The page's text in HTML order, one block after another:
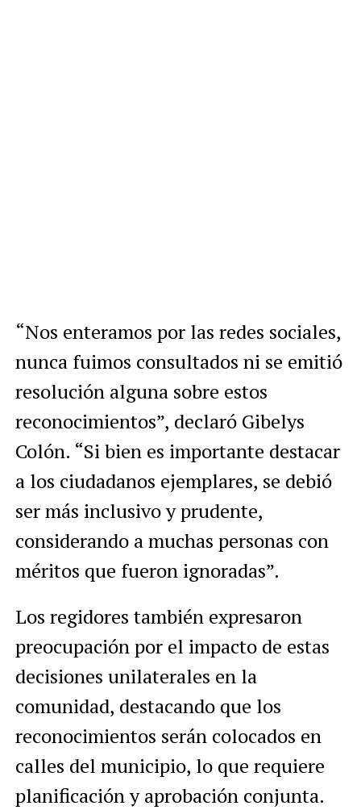
“Nos enteramos por las redes sociales,
nunca fuimos consultados ni se emitió
resolución alguna sobre estos
reconocimientos”, declaró Gibelys
Colón. “Si bien es importante destacar
a los ciudadanos ejemplares, se debió
ser más inclusivo y prudente,
considerando a muchas personas con
méritos que fueron ignoradas”.
Los regidores también expresaron
preocupación por el impacto de estas
decisiones unilaterales en la
comunidad, destacando que los
reconocimientos serán colocados en
calles del municipio, lo que requiere
planificación y aprobación conjunta.